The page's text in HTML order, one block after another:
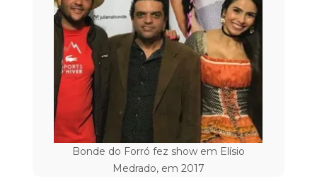
Bonde do Forró fez show em Elísio
Medrado, em 2017